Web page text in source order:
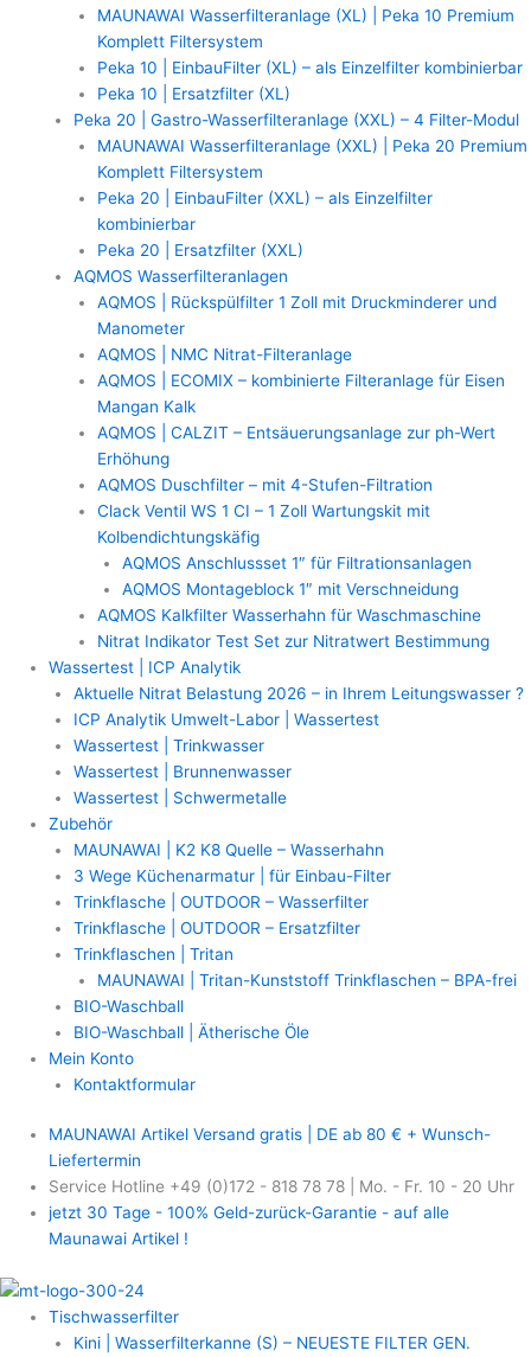
MAUNAWAI Wasserfilteranlage (XL) | Peka 10 Premium
Komplett Filtersystem
Peka 10 | EinbauFilter (XL) – als Einzelfilter kombinierbar
Peka 10 | Ersatzfilter (XL)
Peka 20 | Gastro-Wasserfilteranlage (XXL) – 4 Filter-Modul
MAUNAWAI Wasserfilteranlage (XXL) | Peka 20 Premium
Komplett Filtersystem
Peka 20 | EinbauFilter (XXL) – als Einzelfilter
kombinierbar
Peka 20 | Ersatzfilter (XXL)
AQMOS Wasserfilteranlagen
AQMOS | Rückspülfilter 1 Zoll mit Druckminderer und
Manometer
AQMOS | NMC Nitrat-Filteranlage
AQMOS | ECOMIX – kombinierte Filteranlage für Eisen
Mangan Kalk
AQMOS | CALZIT – Entsäuerungsanlage zur ph-Wert
Erhöhung
AQMOS Duschfilter – mit 4-Stufen-Filtration
Clack Ventil WS 1 CI – 1 Zoll Wartungskit mit
Kolbendichtungskäfig
AQMOS Anschlussset 1″ für Filtrationsanlagen
AQMOS Montageblock 1″ mit Verschneidung
AQMOS Kalkfilter Wasserhahn für Waschmaschine
Nitrat Indikator Test Set zur Nitratwert Bestimmung
Wassertest | ICP Analytik
Aktuelle Nitrat Belastung 2026 – in Ihrem Leitungswasser ?
ICP Analytik Umwelt-Labor | Wassertest
Wassertest | Trinkwasser
Wassertest | Brunnenwasser
Wassertest | Schwermetalle
Zubehör
MAUNAWAI | K2 K8 Quelle – Wasserhahn
3 Wege Küchenarmatur | für Einbau-Filter
Trinkflasche | OUTDOOR – Wasserfilter
Trinkflasche | OUTDOOR – Ersatzfilter
Trinkflaschen | Tritan
MAUNAWAI | Tritan-Kunststoff Trinkflaschen – BPA-frei
BIO-Waschball
BIO-Waschball | Ätherische Öle
Mein Konto
Kontaktformular
MAUNAWAI Artikel Versand gratis | DE ab 80 € + Wunsch-
Liefertermin
Service Hotline +49 (0)172 - 818 78 78 | Mo. - Fr. 10 - 20 Uhr
jetzt 30 Tage - 100% Geld-zurück-Garantie - auf alle
Maunawai Artikel !
Tischwasserfilter
Kini | Wasserfilterkanne (S) – NEUESTE FILTER GEN.